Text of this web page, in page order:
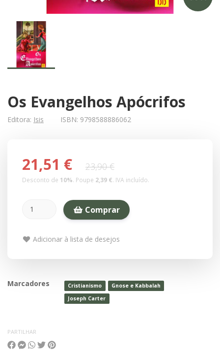
Os Evangelhos Apócrifos
Editora: Isis ISBN: 9798588886062
21,51 € 23,90 €
Desconto de 10%. Poupe 2,39 €. IVA incluído.
Comprar
Adicionar à lista de desejos
Marcadores Cristianismo
Gnose e Kabbalah
Joseph Carter
PARTILHAR